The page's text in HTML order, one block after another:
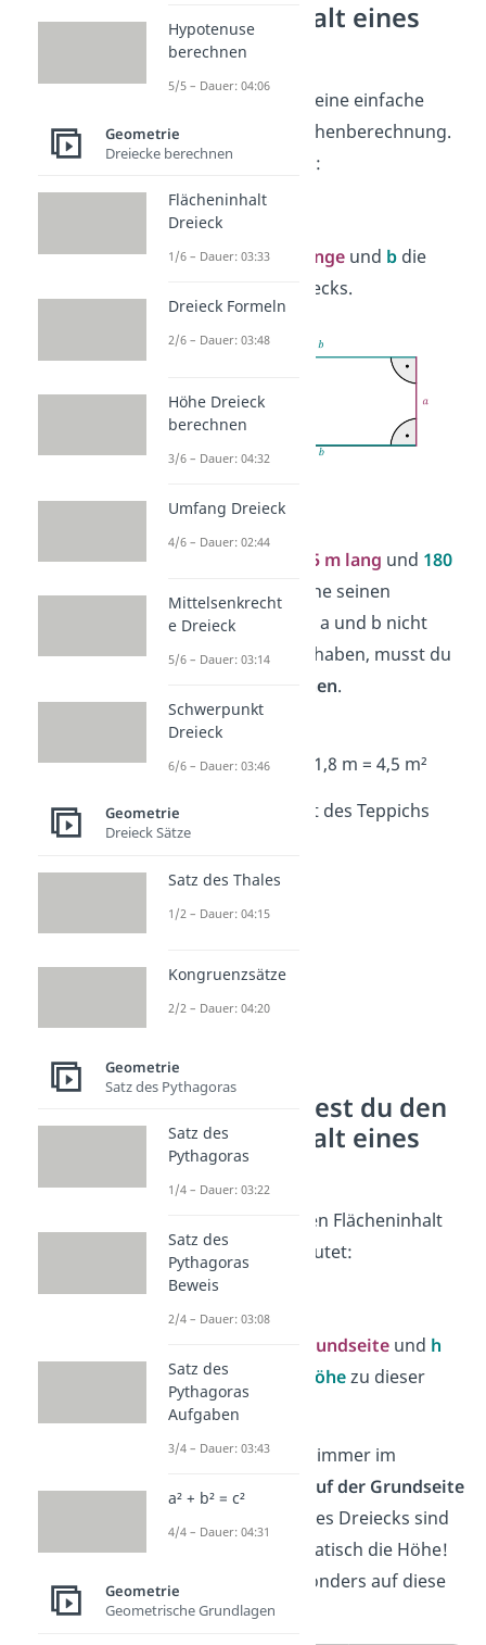
Flächeninhalt eines
Rechtecks
Das
ist eine einfache
Figur bei der Flächenberechnung.
Die Formel lautet:
A =a·b
Dabei istadie Länge und b die
des Rechtecks.
➡️Beispiel:
2,5 m lang und 180
cm breit
. Berechne seinen
Flächeninhalt. Da a und b nicht
dieselbe Einheit
haben, musst du
umrechnen.
180 cm → 1,8 m
A = a · b = 2,5 m · 1,8 m = 4,5 m²
Der Flächeninhalt des Teppichs
beträgt
So berechnest du den
Flächeninhalt eines
Dreiecks
Die Formel für den Flächeninhalt
einesDreiecks lautet:
Grundseite und h
diesenkrechte Höhezu dieser
Grundseite.
DieHöhehsteht immer im
rechten Winkel auf der Grundseite
des Dreiecks sind
automatisch die Höhe!
Achte daher besonders auf diese
zwei Fälle:
Hypotenuse
berechnen
5/5 – Dauer: 04:06
Geometrie
Dreiecke berechnen
Flächeninhalt
Dreieck
1/6 – Dauer: 03:33
Dreieck Formeln
2/6 – Dauer: 03:48
Höhe Dreieck
berechnen
3/6 – Dauer: 04:32
Umfang Dreieck
4/6 – Dauer: 02:44
Mittelsenkrecht
e Dreieck
5/6 – Dauer: 03:14
Schwerpunkt
Dreieck
6/6 – Dauer: 03:46
Geometrie
Dreieck Sätze
Satz des Thales
1/2 – Dauer: 04:15
Kongruenzsätze
2/2 – Dauer: 04:20
Geometrie
Satz des Pythagoras
Satz des
Pythagoras
1/4 – Dauer: 03:22
Satz des
Pythagoras
Beweis
2/4 – Dauer: 03:08
Satz des
Pythagoras
Aufgaben
3/4 – Dauer: 03:43
a² + b² = c²
4/4 – Dauer: 04:31
Geometrie
Geometrische Grundlagen